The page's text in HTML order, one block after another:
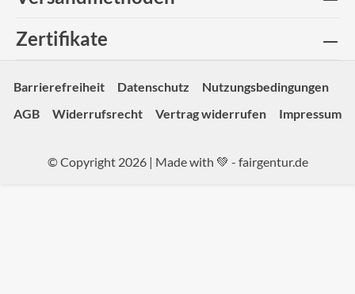
Zertifikate
Barrierefreiheit Datenschutz
Nutzungsbedingungen
AGB
Widerrufsrecht Vertrag widerrufen Impressum
© Copyright 2026 | Made with 💚 - fairgentur.de